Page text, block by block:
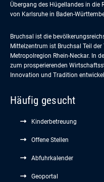
Übergang des Hügellandes in die
von Karlsruhe in Baden-
Bruchsal ist die
Mittelzentrum ist Bruchsal Teil
Metropolregion Rhein-Neckar. In
zum prosperierenden
Innovation und Tradition
Häufig gesucht
Kinderbetreuung
Offene Stellen
Abfuhrkalender
Geoportal